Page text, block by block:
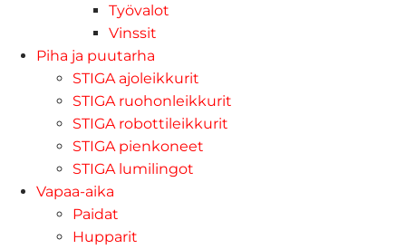
Työvalot
Vinssit
Piha ja puutarha
STIGA ajoleikkurit
STIGA ruohonleikkurit
STIGA robottileikkurit
STIGA pienkoneet
STIGA lumilingot
Vapaa-aika
Paidat
Hupparit